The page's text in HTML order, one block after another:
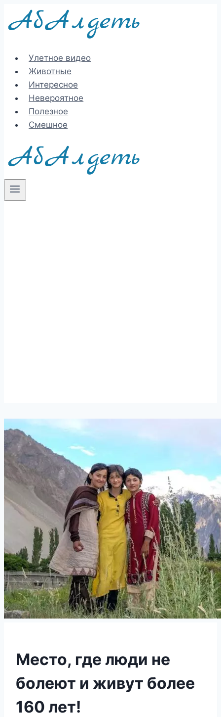
Перейти
Улетное видео
Животные
Интересное
Невероятное
Полезное
Смешное
Место, где люди не
болеют и живут более
160 лет!